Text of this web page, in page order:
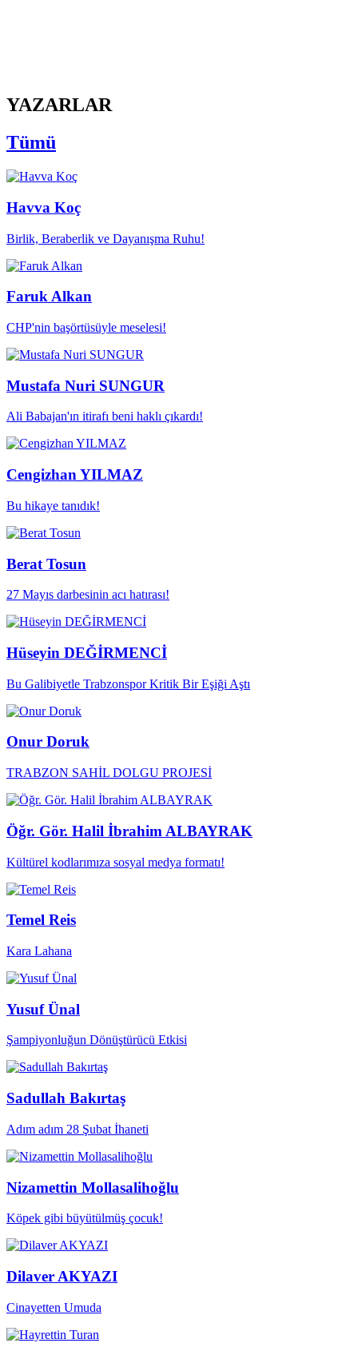
YAZARLAR
Tümü
Havva Koç
Birlik, Beraberlik ve Dayanışma Ruhu!
Faruk Alkan
CHP'nin başörtüsüyle meselesi!
Mustafa Nuri SUNGUR
Ali Babajan'ın itirafı beni haklı çıkardı!
Cengizhan YILMAZ
Bu hikaye tanıdık!
Berat Tosun
27 Mayıs darbesinin acı hatırası!
Hüseyin DEĞİRMENCİ
Bu Galibiyetle Trabzonspor Kritik Bir Eşiği Aştı
Onur Doruk
TRABZON SAHİL DOLGU PROJESİ
Öğr. Gör. Halil İbrahim ALBAYRAK
Kültürel kodlarımıza sosyal medya formatı!
Temel Reis
Kara Lahana
Yusuf Ünal
Şampiyonluğun Dönüştürücü Etkisi
Sadullah Bakırtaş
Adım adım 28 Şubat İhaneti
Nizamettin Mollasalihoğlu
Köpek gibi büyütülmüş çocuk!
Dilaver AKYAZI
Cinayetten Umuda